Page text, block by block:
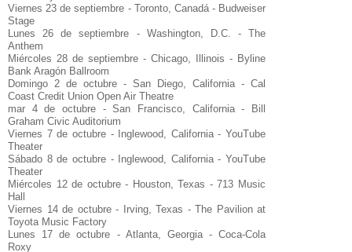
Viernes 23 de septiembre - Toronto, Canadá - Budweiser
Stage
Lunes 26 de septiembre - Washington, D.C. - The
Anthem
Miércoles 28 de septiembre - Chicago, Illinois - Byline
Bank Aragón Ballroom
Domingo 2 de octubre - San Diego, California - Cal
Coast Credit Union Open Air Theatre
mar 4 de octubre - San Francisco, California - Bill
Graham Civic Auditorium
Viernes 7 de octubre - Inglewood, California - YouTube
Theater
Sábado 8 de octubre - Inglewood, California - YouTube
Theater
Miércoles 12 de octubre - Houston, Texas - 713 Music
Hall
Viernes 14 de octubre - Irving, Texas - The Pavilion at
Toyota Music Factory
Lunes 17 de octubre - Atlanta, Georgia - Coca-Cola
Roxy